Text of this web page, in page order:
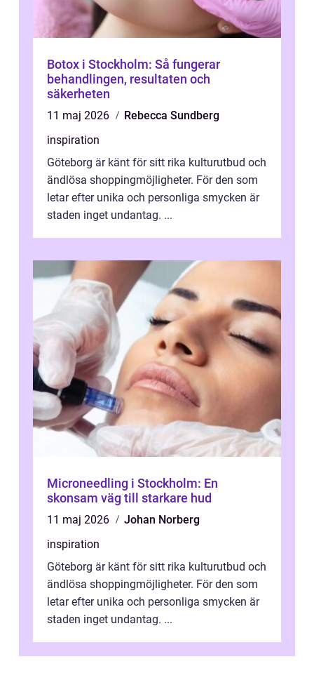
Botox i Stockholm: Så fungerar
behandlingen, resultaten och
säkerheten
11 maj 2026
Rebecca Sundberg
inspiration
Göteborg är känt för sitt rika kulturutbud och
ändlösa shoppingmöjligheter. För den som
letar efter unika och personliga smycken är
staden inget undantag. ...
Microneedling i Stockholm: En
skonsam väg till starkare hud
11 maj 2026
Johan Norberg
inspiration
Göteborg är känt för sitt rika kulturutbud och
ändlösa shoppingmöjligheter. För den som
letar efter unika och personliga smycken är
staden inget undantag. ...